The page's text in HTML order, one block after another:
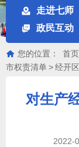
走进七师
政民互动
您的位置： 首页
市权责清单>经开区
对生产
2022-